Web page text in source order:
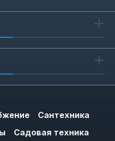
Сантехника
Садовая техника